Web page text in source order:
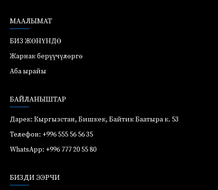
МААЛЫМАТ
БИЗ ЖӨНҮНДӨ
Жарнак берүүчүлөргө
Аба ырайы
БАЙЛАНЫШТАР
Дарек: Кыргызстан, Бишкек, Байтик Баатыра к. 53
Телефон: +996 555 56 56 35
WhatsApp: +996 777 20 55 80
БИЗДИ ЭЭРЧИ